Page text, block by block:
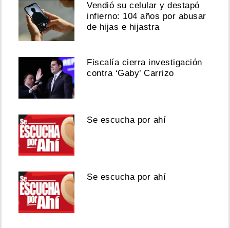
Vendió su celular y destapó
infierno: 104 años por abusar
de hijas e hijastra
Fiscalía cierra investigación
contra ‘Gaby’ Carrizo
Se escucha por ahí
Se escucha por ahí